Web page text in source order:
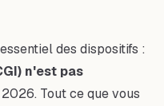
des dispositifs :
n'est pas
Tout ce que vous